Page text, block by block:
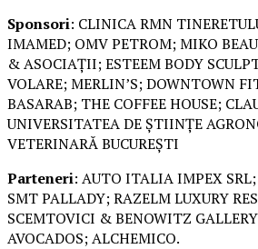
Sponsori: CLINICA RMN
IMAMED; OMV PETROM; MIKO
& ASOCIAȚII; ESTEEM BODY
VOLARE; MERLIN’S; DOWNTOWN
BASARAB; THE COFFEE HOUSE;
UNIVERSITATEA DE ȘTIINȚE
VETERINARĂ BUCUREȘTI
Parteneri: AUTO ITALIA IMPEX SRL;
SMT PALLADY; RAZELM LUXURY
SCEMTOVICI & BENOWITZ
AVOCADOS; ALCHEMICO.